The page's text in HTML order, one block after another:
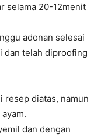
selama 20-12menit
adonan selesai
dan telah diproofing
resep diatas, namun
dan dengan